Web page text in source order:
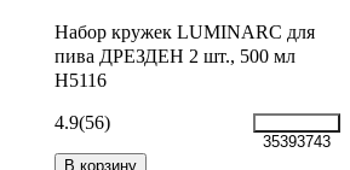
Набор кружек LUMINARC для
пива ДРЕЗДЕН 2 шт., 500 мл
H5116
4.9(56)
35393743
В корзину